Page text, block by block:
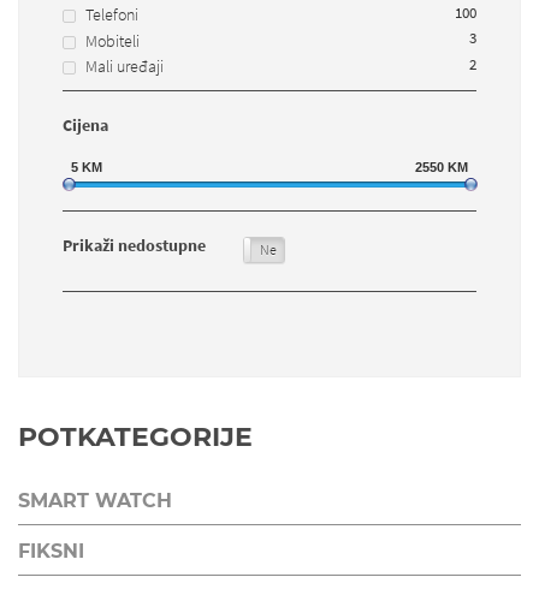
Telefoni
100
Mobiteli 3
Mali uređaji 2
Cijena
5 KM 2550 KM
Prikaži nedostupne Ne
POTKATEGORIJE
SMART WATCH
FIKSNI